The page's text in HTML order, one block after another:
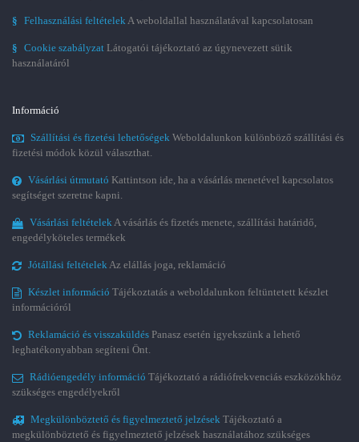
§ Felhasználási feltételek A weboldallal használatával kapcsolatosan
§ Cookie szabályzat Látogatói tájékoztató az úgynevezett sütik
használatáról
Információ
Szállítási és fizetési lehetőségek Weboldalunkon különböző szállítási és
fizetési módok közül választhat.
Vásárlási útmutató Kattintson ide, ha a vásárlás menetével kapcsolatos
segítséget szeretne kapni.
Vásárlási feltételek A vásárlás és fizetés menete, szállítási határidő,
engedélyköteles termékek
Jótállási feltételek Az elállás joga, reklamáció
Készlet információ Tájékoztatás a weboldalunkon feltüntetett készlet
információról
Reklamáció és visszaküldés Panasz esetén igyekszünk a lehető
leghatékonyabban segíteni Önt.
Rádióengedély információ Tájékoztató a rádiófrekvenciás eszközökhöz
szükséges engedélyekről
Megkülönböztető és figyelmeztető jelzések Tájékoztató a
megkülönböztető és figyelmeztető jelzések használatához szükséges